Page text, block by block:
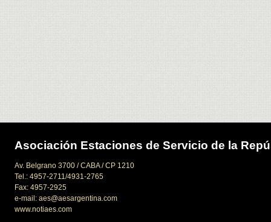
Asociación Estaciones de Servicio de la
Av. Belgrano 3700 / CABA / CP 1210
Tel.: 4957-2711/4931-2765
Fax: 4957-2925
e-mail: aes@aesargentina.com
www.notiaes.com